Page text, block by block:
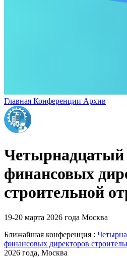
Главная Конференции Архив
финансовых
строительной
19-20 марта 2026 года Москва
Ближайшая конференция :
финансовых директоров
2026 года, Москва